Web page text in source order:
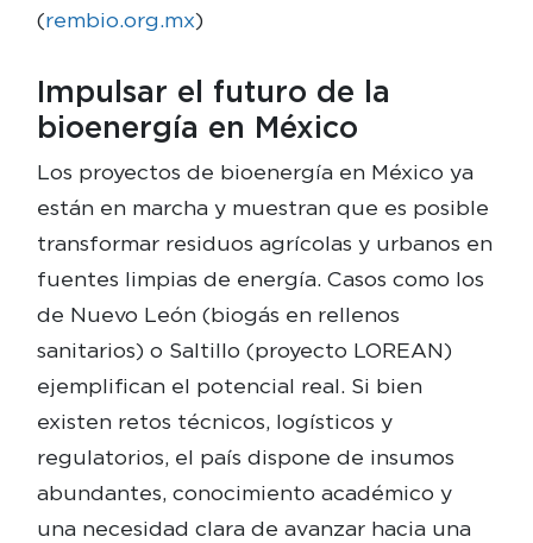
(rembio.org.mx)
Impulsar el futuro de la
bioenergía en México
Los proyectos de bioenergía en México ya
están en marcha y muestran que es posible
transformar residuos agrícolas y urbanos en
fuentes limpias de energía. Casos como los
de Nuevo León (biogás en rellenos
sanitarios) o Saltillo (proyecto LOREAN)
ejemplifican el potencial real. Si bien
existen retos técnicos, logísticos y
regulatorios, el país dispone de insumos
abundantes, conocimiento académico y
una necesidad clara de avanzar hacia una